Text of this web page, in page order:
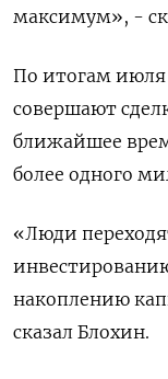
максимум», -
По итогам июля
совершают
ближайшее
более одного
«Люди
накоплению
сказал Блохин.